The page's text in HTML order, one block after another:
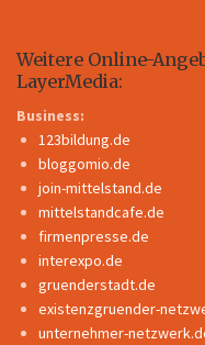
Weitere Online-
LayerMedia:
Business:
123bildung.de
bloggomio.de
join-mittelstand.de
mittelstandcafe.de
firmenpresse.de
interexpo.de
gruenderstadt.de
existenzgruender-
unternehmer-